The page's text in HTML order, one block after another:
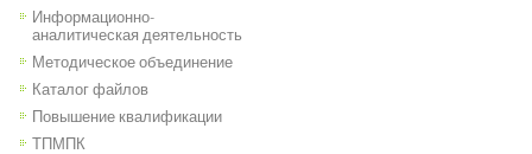
Информационно-
аналитическая деятельность
Методическое объединение
Каталог файлов
Повышение квалификации
ТПМПК